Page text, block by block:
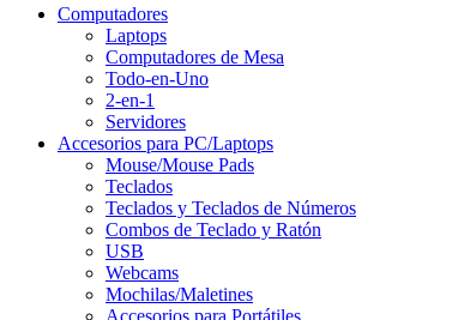
Computadores
Laptops
Computadores de Mesa
Todo-en-Uno
2-en-1
Servidores
Accesorios para PC/Laptops
Mouse/Mouse Pads
Teclados
Teclados y Teclados de Números
Combos de Teclado y Ratón
USB
Webcams
Mochilas/Maletines
Accesorios para Portátiles